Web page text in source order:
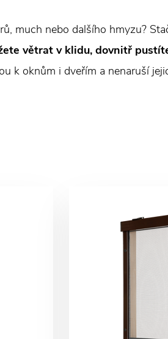
much nebo dalšího hmyzu?
větrat v klidu, dovnitř
k oknům i dveřím a nenaruší